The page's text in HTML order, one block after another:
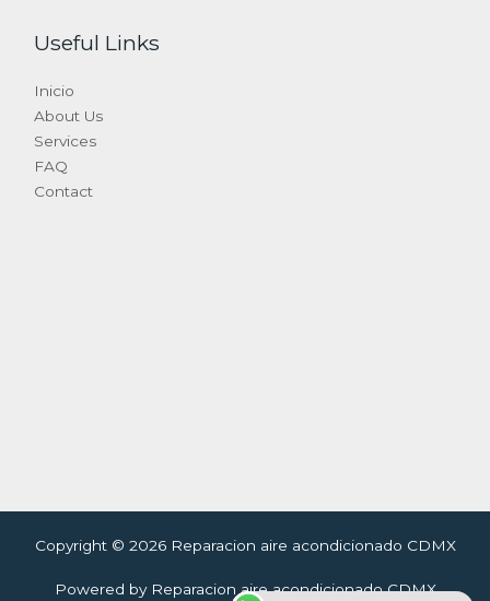
Useful Links
Inicio
About Us
Services
FAQ
Contact
Copyright © 2026 Reparacion aire acondicionado CDMX
Powered by Reparacion aire acondicionado CDMX